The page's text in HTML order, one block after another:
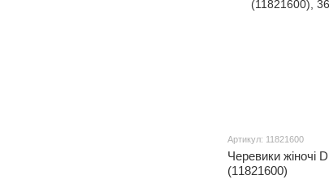
Артикул: 11821600
Черевики жіночі
(11821600)